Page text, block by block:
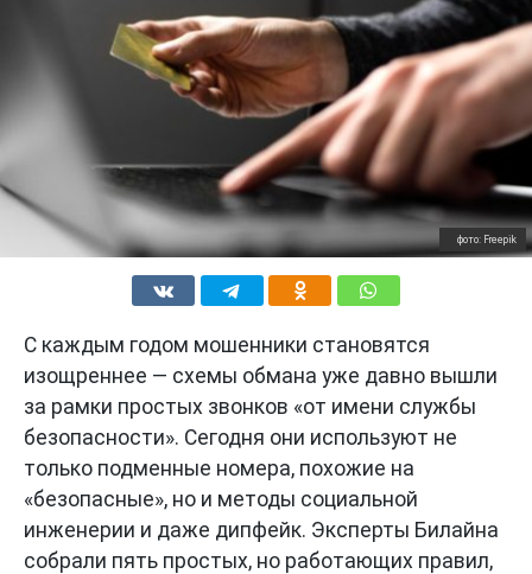
фото: Freepik
С каждым годом мошенники становятся
изощреннее — схемы обмана уже давно вышли
за рамки простых звонков «от имени службы
безопасности». Сегодня они используют не
только подменные номера, похожие на
«безопасные», но и методы социальной
инженерии и даже дипфейк. Эксперты Билайна
собрали пять простых, но работающих правил,